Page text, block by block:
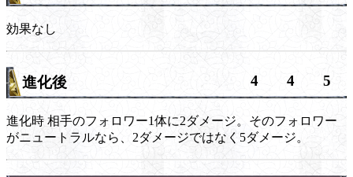
効果なし
進化後 4 4 5
進化時 相手のフォロワー1体に2ダメージ。そのフォロワー
がニュートラルなら、2ダメージではなく5ダメージ。